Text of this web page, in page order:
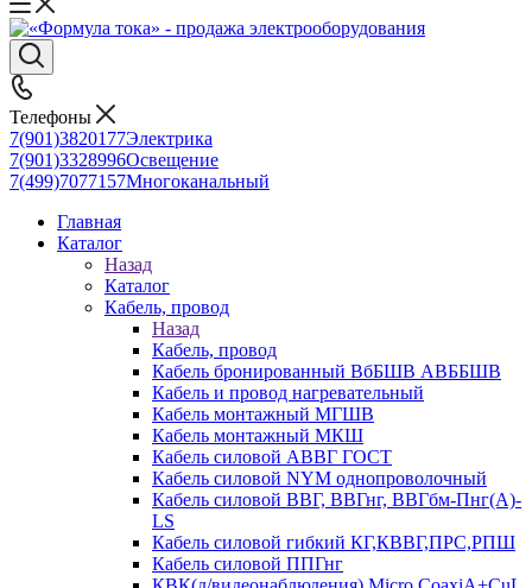
Телефоны
7(901)3820177Электрика
7(901)3328996Освещение
7(499)7077157Многоканальный
Главная
Каталог
Назад
Каталог
Кабель, провод
Назад
Кабель, провод
Кабель бронированный ВбБШВ АВББШВ
Кабель и провод нагревательный
Кабель монтажный МГШВ
Кабель монтажный МКШ
Кабель силовой АВВГ ГОСТ
Кабель силовой NYM однопроволочный
Кабель силовой ВВГ, ВВГнг, ВВГбм-Пнг(А)-
LS
Кабель силовой гибкий КГ,КВВГ,ПРС,РПШ
Кабель силовой ППГнг